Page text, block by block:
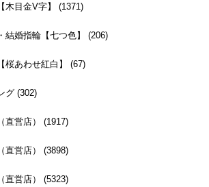
木目金V字】 (1371)
結婚指輪【七つ色】 (206)
桜あわせ紅白】 (67)
グ (302)
直営店） (1917)
直営店） (3898)
直営店） (5323)